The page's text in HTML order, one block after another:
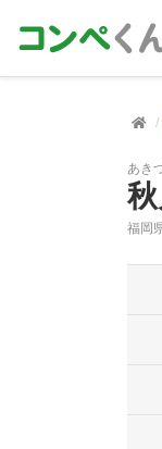
あき
福岡